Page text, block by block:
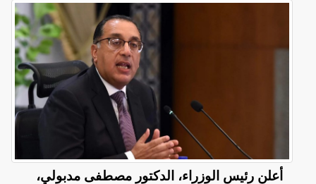
أعلن رئيس الوزراء، الدكتور مصطفى مدبولي،